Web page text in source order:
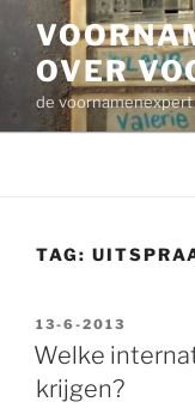
inhoud
OVER
de voornamenexpert
TAG:
GEPLAATST
OP
13-6-2013
Welke
krijgen?